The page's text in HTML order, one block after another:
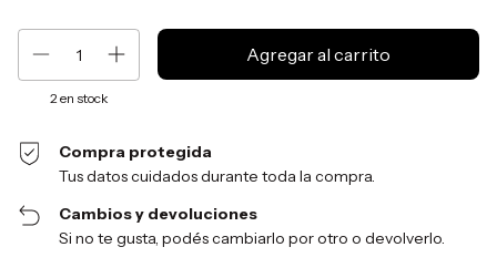
2en stock
Compra protegida
Tus datos cuidados durante toda la compra.
Cambios y devoluciones
Si no te gusta, podés cambiarlo por otro o devolverlo.